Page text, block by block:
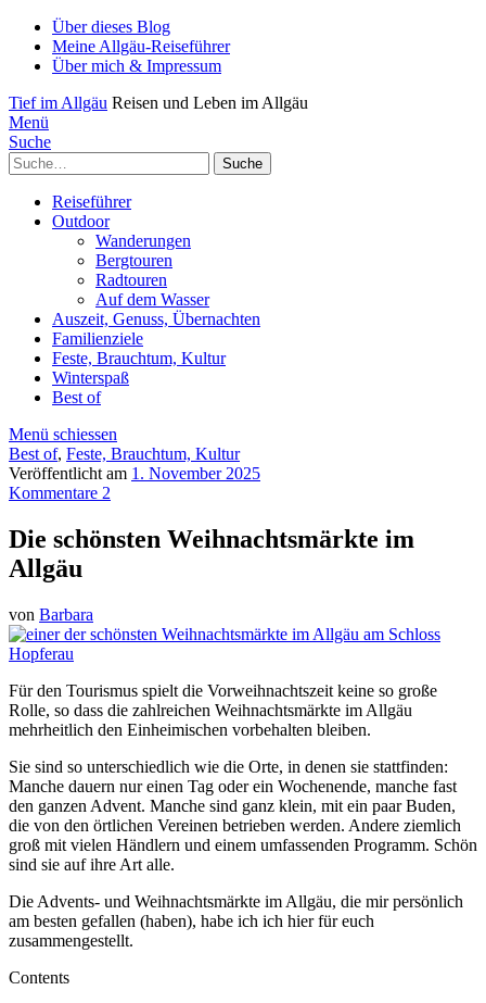
Über dieses Blog
Meine Allgäu-Reiseführer
Über mich & Impressum
Tief im Allgäu Reisen und Leben im Allgäu
Menü
Suche
Suche
Reiseführer
Outdoor
Wanderungen
Bergtouren
Radtouren
Auf dem Wasser
Auszeit, Genuss, Übernachten
Familienziele
Feste, Brauchtum, Kultur
Winterspaß
Best of
Menü schiessen
Best of, Feste, Brauchtum, Kultur
Veröffentlicht am 1. November 2025
Kommentare 2
Die schönsten Weihnachtsmärkte im
Allgäu
von Barbara
Für den Tourismus spielt die Vorweihnachtszeit keine so große
Rolle, so dass die zahlreichen Weihnachtsmärkte im Allgäu
mehrheitlich den Einheimischen vorbehalten bleiben.
Sie sind so unterschiedlich wie die Orte, in denen sie stattfinden:
Manche dauern nur einen Tag oder ein Wochenende, manche fast
den ganzen Advent. Manche sind ganz klein, mit ein paar Buden,
die von den örtlichen Vereinen betrieben werden. Andere ziemlich
groß mit vielen Händlern und einem umfassenden Programm. Schön
sind sie auf ihre Art alle.
Die Advents- und Weihnachtsmärkte im Allgäu, die mir persönlich
am besten gefallen (haben), habe ich ich hier für euch
zusammengestellt.
Contents